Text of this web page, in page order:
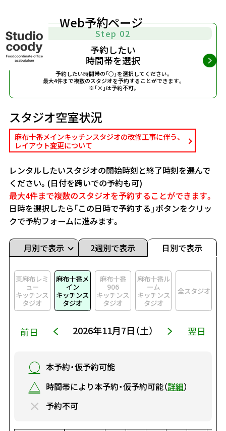
Web予約ページ
Step 02
予約したい
時間帯を選択
予約したい時間帯の「○」を選択してください。
最大4件まで複数のスタジオを予約することができます。
※「×」は予約不可。
スタジオ空室状況
麻布十番メインキッチンスタジオの改修工事に伴う、
レイアウト変更について
レンタルしたいスタジオの開始時刻と終了時刻を選んで
ください。(日付を跨いでの予約も可)
最大4件まで複数のスタジオを予約することができます。
日時を選択したら「この日時で予約する」ボタンをクリッ
クで予約フォームに進みます。
月別で表示 2週別で表示 日別で表示
東麻布レミ
ュー
キッチンス
タジオ
麻布十番メ
イン
キッチンス
タジオ
麻布十番
906
キッチンス
タジオ
麻布十番ル
ーム
キッチンス
タジオ
全スタジオ
前日 2026年11月7日（土） 翌日
○ 本予約・仮予約可能
△ 時間帯により本予約・仮予約可能（詳細）
× 予約不可